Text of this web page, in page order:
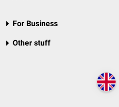
For Business
Other stuff